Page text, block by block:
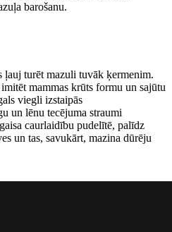
barošanu.
ļauj turēt mazuli tuvāk ķermenim.
mammas krūts formu un sajūtu
viegli izstaipās
un lēnu tecējuma straumi
caurlaidību pudelītē, palīdz
un tas, savukārt, mazina dūrēju